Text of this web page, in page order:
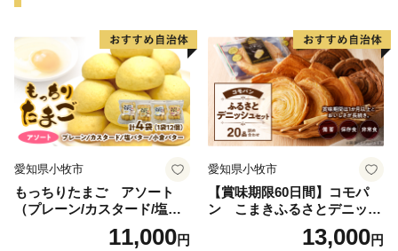
愛知県小牧市
もっちりたまご アソート
（プレーン/カスタード/塩バ
ター/小倉バター）11,000円
愛知県小牧市
【賞味期限60日間】コモパ
ン こまきふるさとデニッシ
ュセット（20個入り）／災害
用備蓄 保存食 非常食 防災グ
13,000円